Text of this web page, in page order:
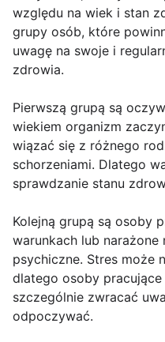
względu na wiek i stan
grupy osób, które
uwagę na swoje i
zdrowia.
Pierwszą grupą są
wiekiem organizm
wiązać się z różnego
schorzeniami. Dlatego
sprawdzanie stanu
Kolejną grupą są osoby
warunkach lub narażone
psychiczne. Stres może
dlatego osoby
szczególnie zwracać
odpoczywać.